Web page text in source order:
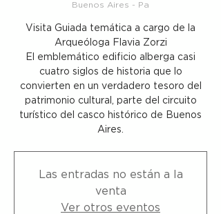
Buenos Aires - Pa
Visita Guiada temática a cargo de la
Arqueóloga Flavia Zorzi
El emblemático edificio alberga casi
cuatro siglos de historia que lo
convierten en un verdadero tesoro del
patrimonio cultural, parte del circuito
turístico del casco histórico de Buenos
Aires.
Las entradas no están a la
venta
Ver otros eventos